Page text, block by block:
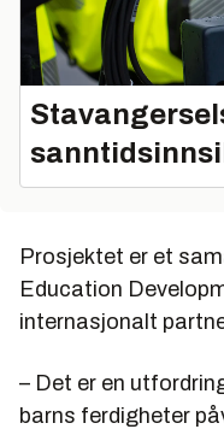
Prosjektet er et
Education
internasjonalt
– Det er en
barns ferdigheter